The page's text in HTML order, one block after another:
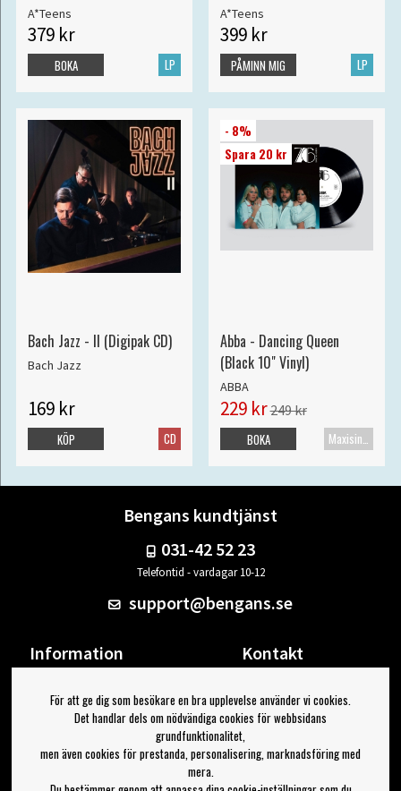
A*Teens
379 kr
LP
BOKA
A*Teens
399 kr
LP
PÅMINN MIG
Bach Jazz - II (Digipak CD)
Bach Jazz
169 kr
CD
KÖP
- 8%
Spara 20 kr
Abba - Dancing Queen
(Black 10" Vinyl)
ABBA
229 kr249 kr
BOKA
Bengans kundtjänst
031-42 52 23
Telefontid - vardagar 10-12
support@bengans.se
Information
Om Bengans
FAQ / Köp- & Leveransvillkor
Kontakt
Din sida
Logga ut
Jag vill ha tips från Bengans
För att ge dig som besökare en bra upplevelse använder vi cookies.
Det handlar dels om nödvändiga cookies för webbsidans
grundfunktionalitet,
men även cookies för prestanda, personalisering, marknadsföring med
mera.